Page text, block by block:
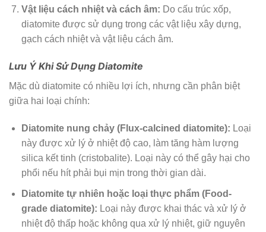
Vật liệu cách nhiệt và cách âm: Do cấu trúc xốp,
diatomite được sử dụng trong các vật liệu xây dựng,
gạch cách nhiệt và vật liệu cách âm.
Lưu Ý Khi Sử Dụng Diatomite
Mặc dù diatomite có nhiều lợi ích, nhưng cần phân biệt
giữa hai loại chính:
Diatomite nung chảy (Flux-calcined diatomite): Loại
này được xử lý ở nhiệt độ cao, làm tăng hàm lượng
silica kết tinh (cristobalite). Loại này có thể gây hại cho
phổi nếu hít phải bụi mịn trong thời gian dài.
Diatomite tự nhiên hoặc loại thực phẩm (Food-
grade diatomite): Loại này được khai thác và xử lý ở
nhiệt độ thấp hoặc không qua xử lý nhiệt, giữ nguyên